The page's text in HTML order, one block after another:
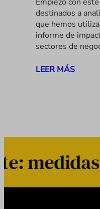
destinados a
que hemos
informe de
sectores de
LEER MÁS
medidas